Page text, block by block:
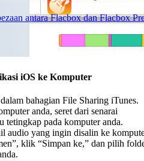
antara Flacbox dan Flacbox
iOS ke Komputer
bahagian File Sharing iTunes.
anda, seret dari senarai
tetingkap pada komputer anda.
audio yang ingin disalin ke
klik “Simpan ke,” dan pilih